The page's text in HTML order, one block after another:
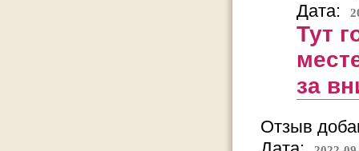
Дата:
Тут
за
Отзыв